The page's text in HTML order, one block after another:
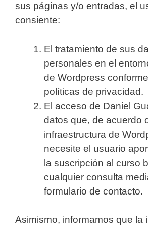
sus páginas y/o entradas, el
consiente:
El tratamiento de sus
personales en el
de Wordpress
políticas de privacidad.
El acceso de Daniel
datos que, de acuerdo
infraestructura de
necesite el usuario
la suscripción al curso
cualquier consulta
formulario de contacto.
Asimismo, informamos que la